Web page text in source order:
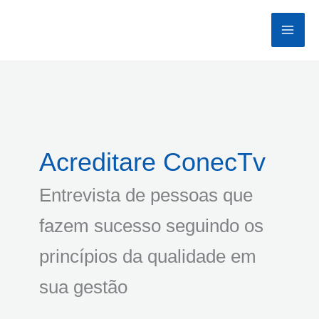
Acreditare ConecTv
Entrevista de pessoas que
fazem sucesso seguindo os
princípios da qualidade em
sua gestão